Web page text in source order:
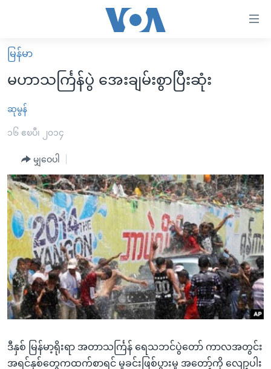
လွယ်ကူ
စေ
Link
များ
အကြောင်းအရာ
သို့
ကျော်
ကြည့်
ရန်
ပင်မ
အ
ညွန်း
စာမျက်နှာ
ကျော်
ကြည့်
မူလစာမျက်နှာ
မြန်မာ
ကမ္ဘာ့သတင်းများ
နိုင်ငံတကာ
တရုတ်
အစ္စရေး-ပါလက်စတိုင်း
ဗွီဒီယို
ရပ်ဝန်းတခု လမ်းတခု အလွန်
အင်္ဂလိပ်စာလေ့လာမယ်
အမေရိကန်သုံးအီဒီယံ
မကြေးမုံရဲ့ အင်္ဂလိပ်စာ
ရုပ်ရှင်ထဲက အင်္ဂလိပ်စာ
သုတပဒေသာ အင်္ဂလိပ်စာ
အပတ်စဉ်ကဏ္ဍများ
ရေဒီယို
တီဗွီ
ရေဒီယိုနှင့်ရုပ်သံ အချက်အလက်များ
ရေဒီယို/တီဗွီအစီအစဉ်
Learning English
မြန်မာ
မဟာသင်္ကြန်ပွဲ အေးချမ်းစွာပြီးဆုံး
ဆုမွန်
၁၆ ဧၿပီ၊ ၂၀၁၄
မျှဝေပါ
ဒီနှစ် မြန်မာ့ရိုးရာ အတာသင်္ကြန် ရေသဘင်ပွဲတော် ကာလအတွင်း
အရင်နှစ်တွေကထက်စာရင် မှုခင်းဖြစ်ပွားမှု အတော့်ကို လျော့ပါး